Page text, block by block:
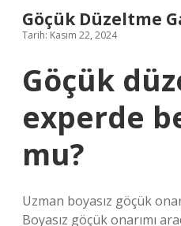
Göçük Düzeltme
Tarih: Kasım 22, 2024
Göçük
experde
mu?
Uzman boyasız göçük
Boyasız göçük onarımı